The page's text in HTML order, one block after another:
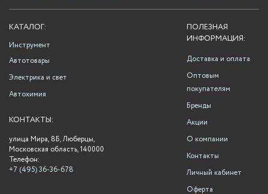
ПОЛЕЗНАЯ
ИНФОРМАЦИЯ:
Доставка и оплата
Оптовым
покупателям
Бренды
Акции
О компании
Контакты
Личный кабинет
Оферта
КАТАЛОГ:
Инструмент
Автотовары
Электрика и свет
Автохимия
КОНТАКТЫ:
улица Мира, 8Б, Люберцы,
Московская область, 140000
Телефон:
+7 (495) 36-36-678